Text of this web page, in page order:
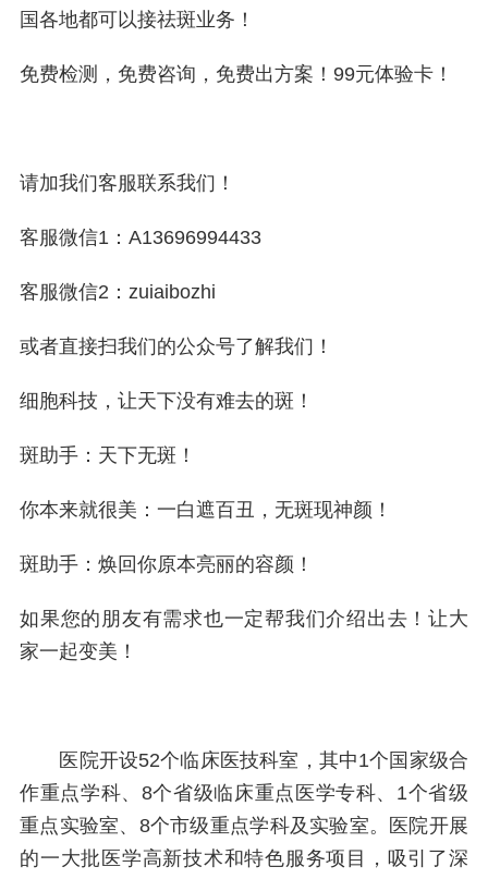
国各地都可以接祛斑业务！
免费检测，免费咨询，免费出方案！99元体验卡！
请加我们客服联系我们！
客服微信1：A13696994433
客服微信2：zuiaibozhi
或者直接扫我们的公众号了解我们！
细胞科技，让天下没有难去的斑！
斑助手：天下无斑！
你本来就很美：一白遮百丑，无斑现神颜！
斑助手：焕回你原本亮丽的容颜！
如果您的朋友有需求也一定帮我们介绍出去！让大
家一起变美！
医院开设52个临床医技科室，其中1个国家级合
作重点学科、8个省级临床重点医学专科、1个省级
重点实验室、8个市级重点学科及实验室。医院开展
的一大批医学高新技术和特色服务项目，吸引了深